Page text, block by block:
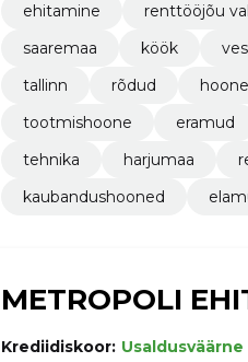
ehitamine
renttööjõu
saaremaa
köök
tallinn
rõdud
tootmishoone
eramud
tehnika
harjumaa
kaubandushooned
METROPOLI
Krediidiskoor: Usaldusväärne